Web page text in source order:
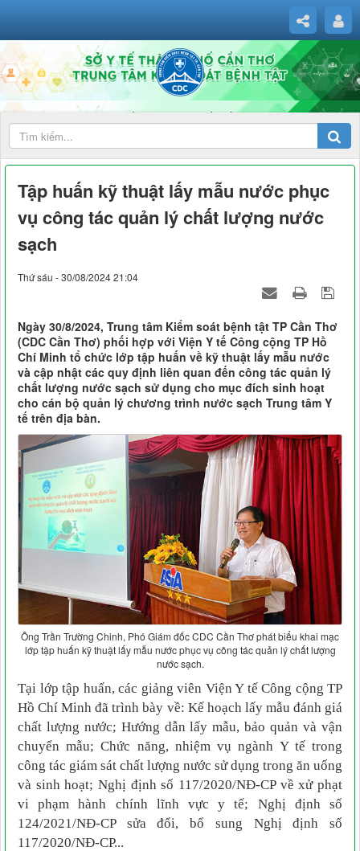
Tập huấn kỹ thuật lấy mẫu nước phục
vụ công tác quản lý chất lượng nước
sạch
Thứ sáu - 30/08/2024 21:04
Ngày 30/8/2024, Trung tâm Kiểm soát bệnh tật TP Cần Thơ
(CDC Cần Thơ) phối hợp với Viện Y tế Công cộng TP Hồ
Chí Minh tổ chức lớp tập huấn về kỹ thuật lấy mẫu nước
và cập nhật các quy định liên quan đến công tác quản lý
chất lượng nước sạch sử dụng cho mục đích sinh hoạt
cho cán bộ quản lý chương trình nước sạch Trung tâm Y
tế trên địa bàn.
Ông Trần Trường Chinh, Phó Giám đốc CDC Cần Thơ phát biểu khai mạc
lớp tập huấn kỹ thuật lấy mẫu nước phục vụ công tác quản lý chất lượng
nước sạch.
Tại lớp tập huấn, các giảng viên Viện Y tế Công cộng TP
Hồ Chí Minh đã trình bày về: Kế hoạch lấy mẫu đánh giá
chất lượng nước; Hướng dẫn lấy mẫu, bảo quản và vận
chuyển mẫu; Chức năng, nhiệm vụ ngành Y tế trong
công tác giám sát chất lượng nước sử dụng trong ăn uống
và sinh hoạt; Nghị định số 117/2020/NĐ-CP về xử phạt
vi phạm hành chính lĩnh vực y tế; Nghị định số
124/2021/NĐ-CP sửa đổi, bổ sung Nghị định số
117/2020/NĐ-CP...